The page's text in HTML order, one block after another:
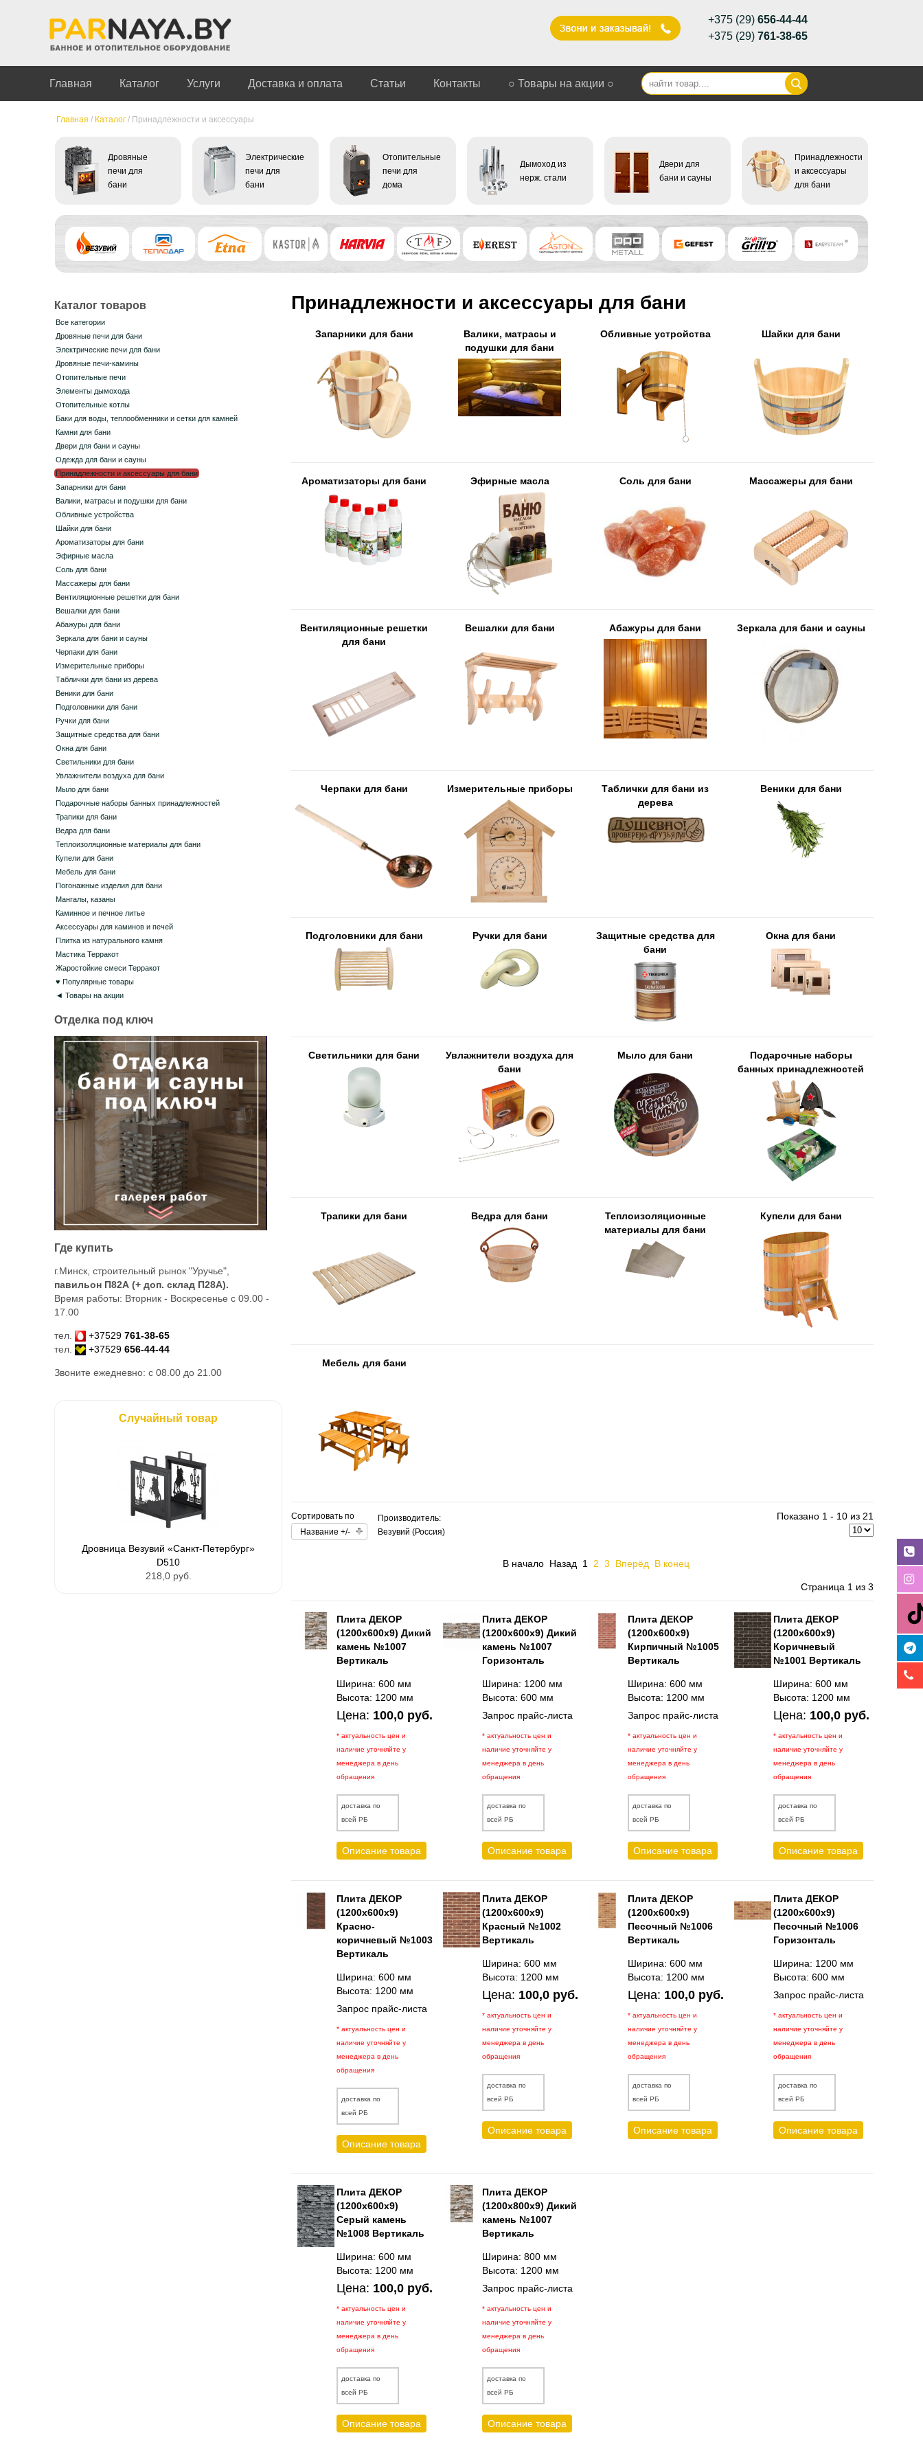
+375 (29) 656-44-44
+375 (29) 761-38-65
Главная Каталог Услуги Доставка и оплата Статьи Контакты ○ Товары на акции ○
Главная / Каталог / Принадлежности и аксессуары
Дровяные
печи для
бани
Электрические
печи для
бани
Отопительные
печи для
дома
Дымоход из
нерж. стали
Двери для
бани и сауны
Принадлежности
и аксессуары
для бани
Каталог товаров
Все категории
Дровяные печи для бани
Электрические печи для бани
Дровяные печи-камины
Отопительные печи
Элементы дымохода
Отопительные котлы
Баки для воды, теплообменники и сетки для камней
Камни для бани
Двери для бани и сауны
Одежда для бани и сауны
Принадлежности и аксессуары для бани
Запарники для бани
Валики, матрасы и подушки для бани
Обливные устройства
Шайки для бани
Ароматизаторы для бани
Эфирные масла
Соль для бани
Массажеры для бани
Вентиляционные решетки для бани
Вешалки для бани
Абажуры для бани
Зеркала для бани и сауны
Черпаки для бани
Измерительные приборы
Таблички для бани из дерева
Веники для бани
Подголовники для бани
Ручки для бани
Защитные средства для бани
Окна для бани
Светильники для бани
Увлажнители воздуха для бани
Мыло для бани
Подарочные наборы банных принадлежностей
Трапики для бани
Ведра для бани
Теплоизоляционные материалы для бани
Купели для бани
Мебель для бани
Погонажные изделия для бани
Мангалы, казаны
Каминное и печное литье
Аксессуары для каминов и печей
Плитка из натурального камня
Мастика Терракот
Жаростойкие смеси Терракот
♥ Популярные товары
◄ Товары на акции
Отделка под ключ
Где купить
г.Минск, строительный рынок "Уручье",
павильон П82А (+ доп. склад П28А).
Время работы: Вторник - Воскресенье с 09.00 -
17.00
тел. +37529 761-38-65
тел.
+37529 656-44-44
Звоните ежедневно: с 08.00 до 21.00
Случайный товар
Дровница Везувий «Санкт-Петербург»
D510
218,0 руб.
Принадлежности и аксессуары для бани
Запарники для бани
Валики, матрасы и
подушки для бани
Обливные устройства Шайки для бани
Ароматизаторы для бани Эфирные масла Соль для бани Массажеры для бани
Вентиляционные решетки
для бани
Вешалки для бани Абажуры для бани Зеркала для бани и сауны
Черпаки для бани Измерительные приборы
Таблички для бани из
дерева
Веники для бани
Подголовники для бани Ручки для бани
Защитные средства для
бани
Окна для бани
Светильники для бани
Увлажнители воздуха для
бани
Мыло для бани
Подарочные наборы
банных принадлежностей
Трапики для бани Ведра для бани
Теплоизоляционные
материалы для бани
Купели для бани
Мебель для бани
Сортировать по
Название +/-
Производитель:
Везувий (Россия)
Показано 1 - 10 из 21
В начало Назад 1 2 3 Вперёд В конец
Страница 1 из 3
Плита ДЕКОР
(1200х600х9) Дикий
камень №1007
Вертикаль
Ширина: 600 мм
Высота: 1200 мм
Цена: 100,0 руб.
* актуальность цен и
наличие уточняйте у
менеджера в день
обращения
доставка по
всей РБ
Описание товара
Плита ДЕКОР
(1200х600х9) Дикий
камень №1007
Горизонталь
Ширина: 1200 мм
Высота: 600 мм
Запрос прайс-листа
* актуальность цен и
наличие уточняйте у
менеджера в день
обращения
доставка по
всей РБ
Описание товара
Плита ДЕКОР
(1200х600х9)
Кирпичный №1005
Вертикаль
Ширина: 600 мм
Высота: 1200 мм
Запрос прайс-листа
* актуальность цен и
наличие уточняйте у
менеджера в день
обращения
доставка по
всей РБ
Описание товара
Плита ДЕКОР
(1200х600х9)
Коричневый
№1001 Вертикаль
Ширина: 600 мм
Высота: 1200 мм
Цена: 100,0 руб.
* актуальность цен и
наличие уточняйте у
менеджера в день
обращения
доставка по
всей РБ
Описание товара
Плита ДЕКОР
(1200х600х9)
Красно-
коричневый №1003
Вертикаль
Ширина: 600 мм
Высота: 1200 мм
Запрос прайс-листа
* актуальность цен и
наличие уточняйте у
менеджера в день
обращения
доставка по
всей РБ
Описание товара
Плита ДЕКОР
(1200х600х9)
Красный №1002
Вертикаль
Ширина: 600 мм
Высота: 1200 мм
Цена: 100,0 руб.
* актуальность цен и
наличие уточняйте у
менеджера в день
обращения
доставка по
всей РБ
Описание товара
Плита ДЕКОР
(1200х600х9)
Песочный №1006
Вертикаль
Ширина: 600 мм
Высота: 1200 мм
Цена: 100,0 руб.
* актуальность цен и
наличие уточняйте у
менеджера в день
обращения
доставка по
всей РБ
Описание товара
Плита ДЕКОР
(1200х600х9)
Песочный №1006
Горизонталь
Ширина: 1200 мм
Высота: 600 мм
Запрос прайс-листа
* актуальность цен и
наличие уточняйте у
менеджера в день
обращения
доставка по
всей РБ
Описание товара
Плита ДЕКОР
(1200х600х9)
Серый камень
№1008 Вертикаль
Ширина: 600 мм
Высота: 1200 мм
Цена: 100,0 руб.
* актуальность цен и
наличие уточняйте у
менеджера в день
обращения
доставка по
всей РБ
Описание товара
Плита ДЕКОР
(1200х800х9) Дикий
камень №1007
Вертикаль
Ширина: 800 мм
Высота: 1200 мм
Запрос прайс-листа
* актуальность цен и
наличие уточняйте у
менеджера в день
обращения
доставка по
всей РБ
Описание товара